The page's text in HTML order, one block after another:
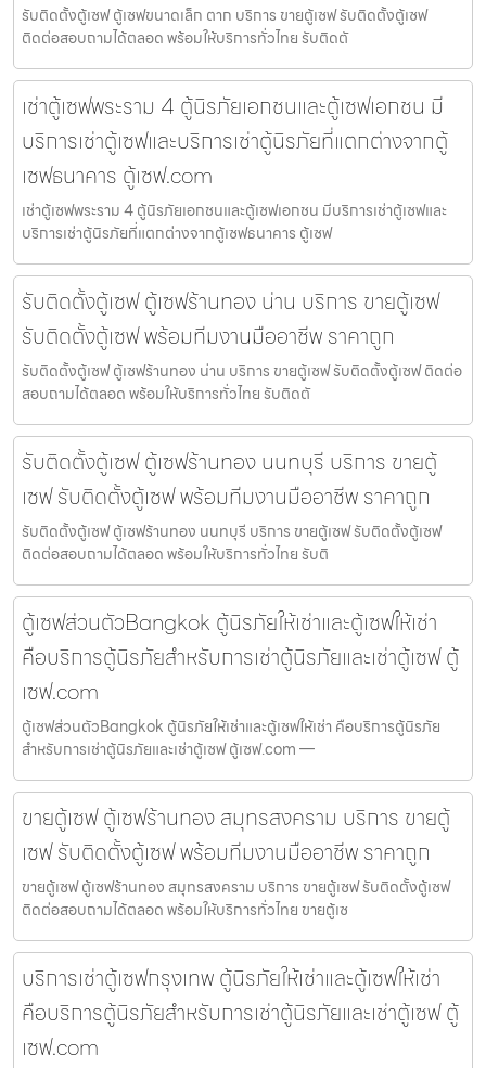
รับติดตั้งตู้เซฟ ตู้เซฟขนาดเล็ก ตาก บริการ ขายตู้เซฟ รับติดตั้งตู้เซฟ
ติดต่อสอบถามได้ตลอด พร้อมให้บริการทั่วไทย รับติดตั
เช่าตู้เซฟพระราม 4 ตู้นิรภัยเอกชนและตู้เซฟเอกชน มี
บริการเช่าตู้เซฟและบริการเช่าตู้นิรภัยที่แตกต่างจากตู้
เซฟธนาคาร ตู้เซฟ.com
เช่าตู้เซฟพระราม 4 ตู้นิรภัยเอกชนและตู้เซฟเอกชน มีบริการเช่าตู้เซฟและ
บริการเช่าตู้นิรภัยที่แตกต่างจากตู้เซฟธนาคาร ตู้เซฟ
รับติดตั้งตู้เซฟ ตู้เซฟร้านทอง น่าน บริการ ขายตู้เซฟ
รับติดตั้งตู้เซฟ พร้อมทีมงานมืออาชีพ ราคาถูก
รับติดตั้งตู้เซฟ ตู้เซฟร้านทอง น่าน บริการ ขายตู้เซฟ รับติดตั้งตู้เซฟ ติดต่อ
สอบถามได้ตลอด พร้อมให้บริการทั่วไทย รับติดตั
รับติดตั้งตู้เซฟ ตู้เซฟร้านทอง นนทบุรี บริการ ขายตู้
เซฟ รับติดตั้งตู้เซฟ พร้อมทีมงานมืออาชีพ ราคาถูก
รับติดตั้งตู้เซฟ ตู้เซฟร้านทอง นนทบุรี บริการ ขายตู้เซฟ รับติดตั้งตู้เซฟ
ติดต่อสอบถามได้ตลอด พร้อมให้บริการทั่วไทย รับติ
ตู้เซฟส่วนตัวBangkok ตู้นิรภัยให้เช่าและตู้เซฟให้เช่า
คือบริการตู้นิรภัยสำหรับการเช่าตู้นิรภัยและเช่าตู้เซฟ ตู้
เซฟ.com
ตู้เซฟส่วนตัวBangkok ตู้นิรภัยให้เช่าและตู้เซฟให้เช่า คือบริการตู้นิรภัย
สำหรับการเช่าตู้นิรภัยและเช่าตู้เซฟ ตู้เซฟ.com —
ขายตู้เซฟ ตู้เซฟร้านทอง สมุทรสงคราม บริการ ขายตู้
เซฟ รับติดตั้งตู้เซฟ พร้อมทีมงานมืออาชีพ ราคาถูก
ขายตู้เซฟ ตู้เซฟร้านทอง สมุทรสงคราม บริการ ขายตู้เซฟ รับติดตั้งตู้เซฟ
ติดต่อสอบถามได้ตลอด พร้อมให้บริการทั่วไทย ขายตู้เซ
บริการเช่าตู้เซฟกรุงเทพ ตู้นิรภัยให้เช่าและตู้เซฟให้เช่า
คือบริการตู้นิรภัยสำหรับการเช่าตู้นิรภัยและเช่าตู้เซฟ ตู้
เซฟ.com